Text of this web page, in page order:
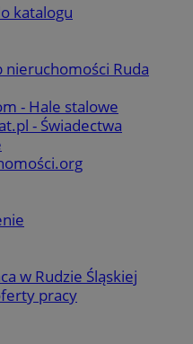
katalogu
nieruchomości Ruda
- Hale stalowe
- Świadectwa
w Rudzie Śląskiej
pracy